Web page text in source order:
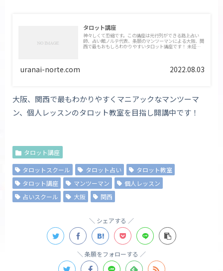
タロット講座
神々しくて恐縮です。この講座は元行列ができる路上占い
師、占い館ノルテ代表、条願のマンツーマンによる大阪、関
西で最もおもしろわかりやすいタロット講座です！ 未経験
uranai-norte.com 2022.08.03
大阪、関西で最もわかりやすくマニアックなマンツーマ
ン、個人レッスンのタロット教室を目指し開講中です！
タロット講座
タロットスクール タロット占い
タロット教室
タロット講座
マンツーマン
個人レッスン
占いスクール
大阪 関西
シェアする
条願をフォローする